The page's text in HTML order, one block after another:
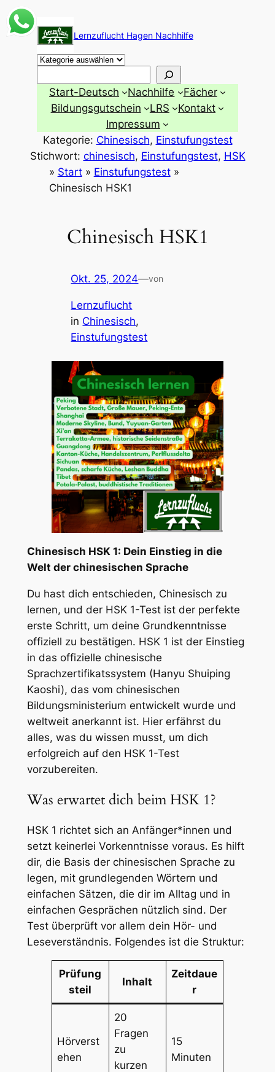
Zum
Inhalt
springen
Lernzuflucht Hagen Nachhilfe
Start-Deutsch Nachhilfe
Fächer
Bildungsgutschein
LRS
Kontakt
Impressum
Kategorie: Chinesisch, Einstufungstest
Stichwort: chinesisch, Einstufungstest, HSK
» Start» Einstufungstest»
Chinesisch HSK1
Chinesisch HSK1
Okt. 25, 2024—von
Lernzuflucht
in Chinesisch
Einstufungstest
Chinesisch HSK 1: Dein Einstieg in die
Welt der chinesischen Sprache
Du hast dich entschieden, Chinesisch zu
lernen, und der HSK 1-Test ist der perfekte
erste Schritt, um deine Grundkenntnisse
offiziell zu bestätigen. HSK 1 ist der Einstieg
in das offizielle chinesische
Sprachzertifikatssystem (Hanyu Shuiping
Kaoshi), das vom chinesischen
Bildungsministerium entwickelt wurde und
weltweit anerkannt ist. Hier erfährst du
alles, was du wissen musst, um dich
erfolgreich auf den HSK 1-Test
vorzubereiten.
Was erwartet dich beim HSK 1?
HSK 1 richtet sich an Anfänger*innen und
setzt keinerlei Vorkenntnisse voraus. Es hilft
dir, die Basis der chinesischen Sprache zu
legen, mit grundlegenden Wörtern und
einfachen Sätzen, die dir im Alltag und in
einfachen Gesprächen nützlich sind. Der
Test überprüft vor allem dein Hör- und
Leseverständnis. Folgendes ist die Struktur:
Prüfung
steil
Inhalt
Zeitdaue
r
Hörverst
ehen
20
Fragen
zu
kurzen
15
Minuten